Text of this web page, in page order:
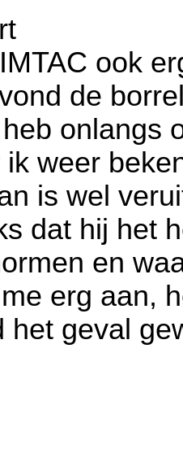
ook
de
onlangs
weer
is wel
dat hij het
en
erg aan,
het geval